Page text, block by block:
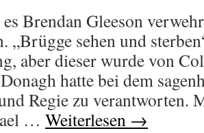
Brendan Gleeson
„Brügge sehen und
aber dieser wurde von
hatte bei dem
Regie zu verantworten.
… Weiterlesen →